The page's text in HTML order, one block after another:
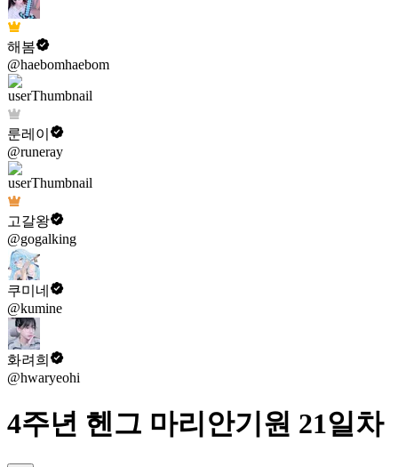
해봄
@haebomhaebom
룬레이
@runeray
고갈왕
@gogalking
쿠미네
@kumine
화려희
@hwaryeohi
4주년 헨그 마리안기원 21일차